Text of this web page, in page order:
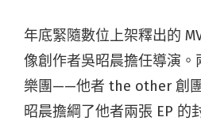
年底緊隨數位上架釋出的
像創作者吳昭晨擔任導演。
樂團——他者 the other 創
昭晨擔綱了他者兩張 EP 的